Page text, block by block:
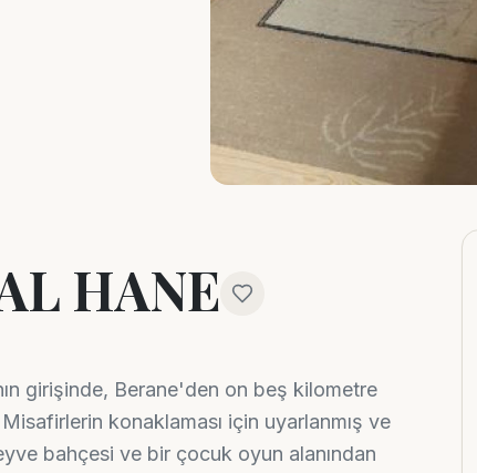
HANE
girişinde, Berane'den on beş kilometre
konaklaması için uyarlanmış ve
bahçesi ve bir çocuk oyun alanından